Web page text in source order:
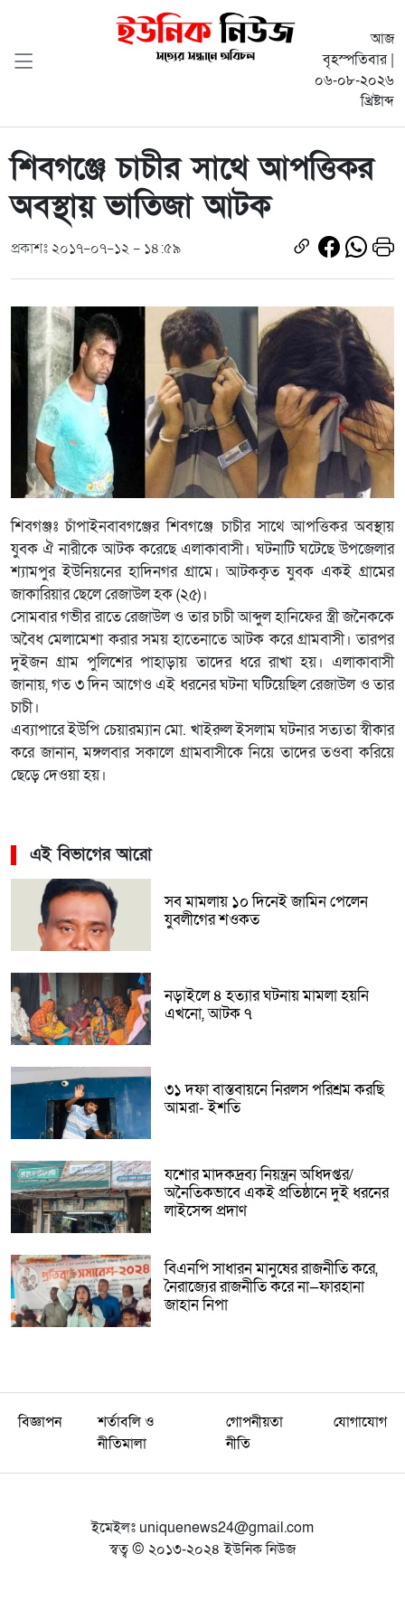
আজ
বৃহস্পতিবার |
০৬-০৮-২০২৬
খ্রিষ্টাব্দ
শিবগঞ্জে চাচীর সাথে আপত্তিকর
অবস্থায় ভাতিজা আটক
প্রকাশঃ ২০১৭-০৭-১২ - ১৪:৫৯
শিবগঞ্জঃ চাঁপাইনবাবগঞ্জের শিবগঞ্জে চাচীর সাথে আপত্তিকর অবস্থায়
যুবক ঐ নারীকে আটক করেছে এলাকাবাসী। ঘটনাটি ঘটেছে উপজেলার
শ্যামপুর ইউনিয়নের হাদিনগর গ্রামে। আটককৃত যুবক একই গ্রামের
জাকারিয়ার ছেলে রেজাউল হক (২৫)।
সোমবার গভীর রাতে রেজাউল ও তার চাচী আব্দুল হানিফের স্ত্রী জনৈককে
অবৈধ মেলামেশা করার সময় হাতেনাতে আটক করে গ্রামবাসী। তারপর
দুইজন গ্রাম পুলিশের পাহাড়ায় তাদের ধরে রাখা হয়। এলাকাবাসী
জানায়, গত ৩ দিন আগেও এই ধরনের ঘটনা ঘটিয়েছিল রেজাউল ও তার
চাচী।
এব্যাপারে ইউপি চেয়ারম্যান মো. খাইরুল ইসলাম ঘটনার সত্যতা স্বীকার
করে জানান, মঙ্গলবার সকালে গ্রামবাসীকে নিয়ে তাদের তওবা করিয়ে
ছেড়ে দেওয়া হয়।
এই বিভাগের আরো
সব মামলায় ১০ দিনেই জামিন পেলেন
যুবলীগের শওকত
নড়াইলে ৪ হত্যার ঘটনায় মামলা হয়নি
এখনো, আটক ৭
৩১ দফা বাস্তবায়নে নিরলস পরিশ্রম করছি
আমরা- ইশতি
যশোর মাদকদ্রব্য নিয়ন্ত্রন অধিদপ্তর/
অনৈতিকভাবে একই প্রতিষ্ঠানে দুই ধরনের
লাইসেন্স প্রদাণ
বিএনপি সাধারন মানুষের রাজনীতি করে,
নৈরাজ্যের রাজনীতি করে না—ফারহানা
জাহান নিপা
বিজ্ঞাপন
শর্তাবলি ও
নীতিমালা
গোপনীয়তা
নীতি
যোগাযোগ
ইমেইলঃ uniquenews24@gmail.com
স্বত্ব © ২০১৩-২০২৪ ইউনিক নিউজ